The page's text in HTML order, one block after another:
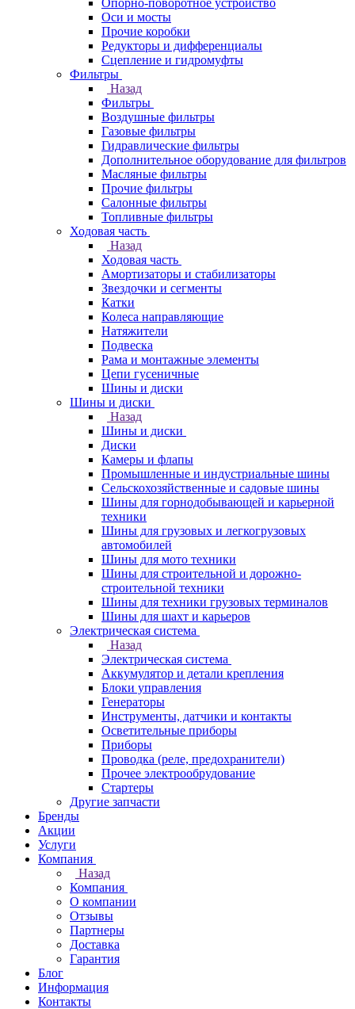
Опорно-поворотное устройство
Оси и мосты
Прочие коробки
Редукторы и дифференциалы
Сцепление и гидромуфты
Фильтры
Назад
Фильтры
Воздушные фильтры
Газовые фильтры
Гидравлические фильтры
Дополнительное оборудование для фильтров
Масляные фильтры
Прочие фильтры
Салонные фильтры
Топливные фильтры
Ходовая часть
Назад
Ходовая часть
Амортизаторы и стабилизаторы
Звездочки и сегменты
Катки
Колеса направляющие
Натяжители
Подвеска
Рама и монтажные элементы
Цепи гусеничные
Шины и диски
Шины и диски
Назад
Шины и диски
Диски
Камеры и флапы
Промышленные и индустриальные шины
Сельскохозяйственные и садовые шины
Шины для горнодобывающей и карьерной
техники
Шины для грузовых и легкогрузовых
автомобилей
Шины для мото техники
Шины для строительной и дорожно-
строительной техники
Шины для техники грузовых терминалов
Шины для шахт и карьеров
Электрическая система
Назад
Электрическая система
Аккумулятор и детали крепления
Блоки управления
Генераторы
Инструменты, датчики и контакты
Осветительные приборы
Приборы
Проводка (реле, предохранители)
Прочее электрообрудование
Стартеры
Другие запчасти
Бренды
Акции
Услуги
Компания
Назад
Компания
О компании
Отзывы
Партнеры
Доставка
Гарантия
Блог
Информация
Контакты